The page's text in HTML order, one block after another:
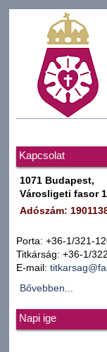
Kapcsolat
1071 Budapest,
Városligeti fasor
Adószám:
Porta: +36-1/321-
Titkárság: +36-1/
E-mail:
Bővebben...
Napi ige